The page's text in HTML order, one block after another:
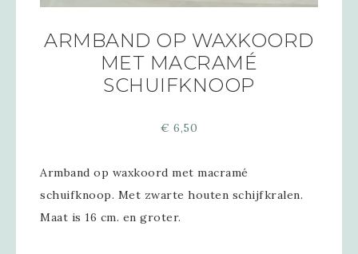
ARMBAND OP WAXKOORD
MET MACRAMÉ
SCHUIFKNOOP
€ 6,50
Armband op waxkoord met macramé
schuifknoop. Met zwarte houten schijfkralen.
Maat is 16 cm. en groter.